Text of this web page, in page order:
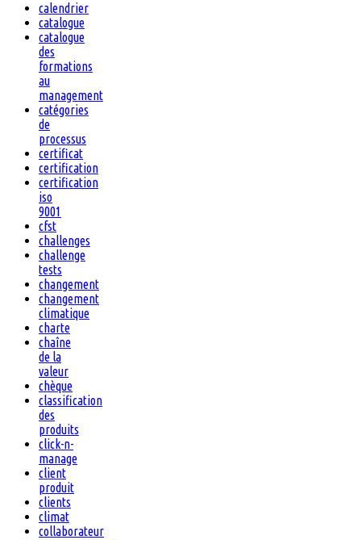
calendrier
catalogue
catalogue
des
formations
au
management
catégories
de
processus
certificat
certification
certification
iso
9001
cfst
challenges
challenge
tests
changement
changement
climatique
charte
chaîne
de la
valeur
chèque
classification
des
produits
click-n-
manage
client
produit
clients
climat
collaborateur